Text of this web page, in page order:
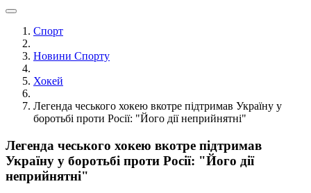
Спорт
Новини Спорту
Хокей
Легенда чеського хокею вкотре підтримав Україну у
боротьбі проти Росії: "Його дії неприйнятні"
Легенда чеського хокею вкотре підтримав
Україну у боротьбі проти Росії: "Його дії
неприйнятні"